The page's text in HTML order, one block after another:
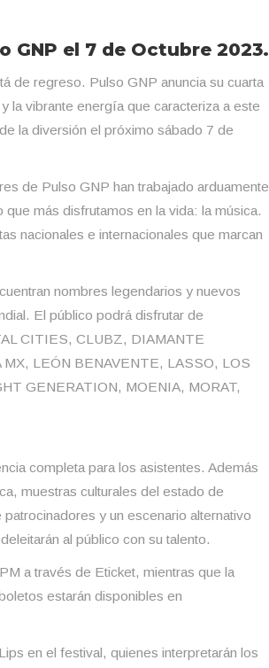
GNP el 7 de Octubre 2023.
de regreso. Pulso GNP anuncia su cuarta
la vibrante energía que caracteriza a este
la diversión el próximo sábado 7 de
de Pulso GNP han trabajado arduamente
más disfrutamos en la vida: la música.
nacionales e internacionales que marcan
nombres legendarios y nuevos
El público podrá disfrutar de
CITIES, CLUBZ, DIAMANTE
LEÓN BENAVENTE, LASSO, LOS
GENERATION, MOENIA, MORAT,
completa para los asistentes. Además
muestras culturales del estado de
y un escenario alternativo
al público con su talento.
a través de Eticket, mientras que la
estarán disponibles en
en el festival, quienes interpretarán los